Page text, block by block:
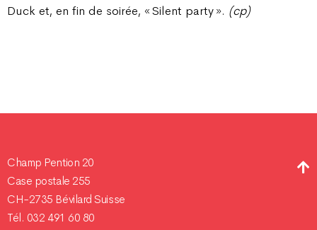
Duck et, en fin de soirée, « Silent party ». (cp)
Champ Pention 20
Case postale 255
CH-2735 Bévilard Suisse
Tél. 032 491 60 80